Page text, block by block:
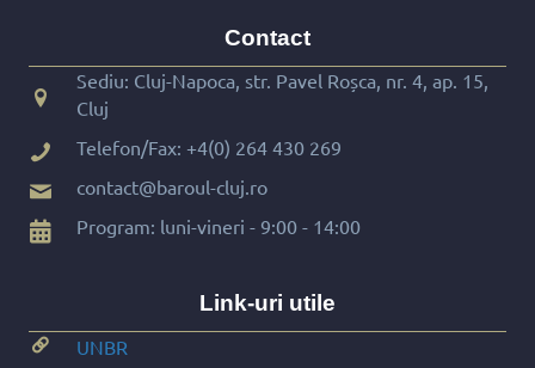
Contact
Sediu: Cluj-Napoca, str. Pavel Roșca, nr. 4, ap. 15,
Cluj
Telefon/Fax: +4(0) 264 430 269
contact@baroul-cluj.ro
Program: luni-vineri - 9:00 - 14:00
Link-uri utile
UNBR